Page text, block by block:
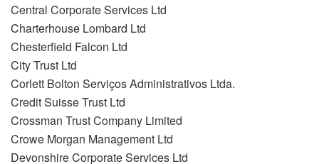
Central Corporate Services Ltd
Charterhouse Lombard Ltd
Chesterfield Falcon Ltd
City Trust Ltd
Corlett Bolton Serviços Administrativos Ltda.
Credit Suisse Trust Ltd
Crossman Trust Company Limited
Crowe Morgan Management Ltd
Devonshire Corporate Services Ltd